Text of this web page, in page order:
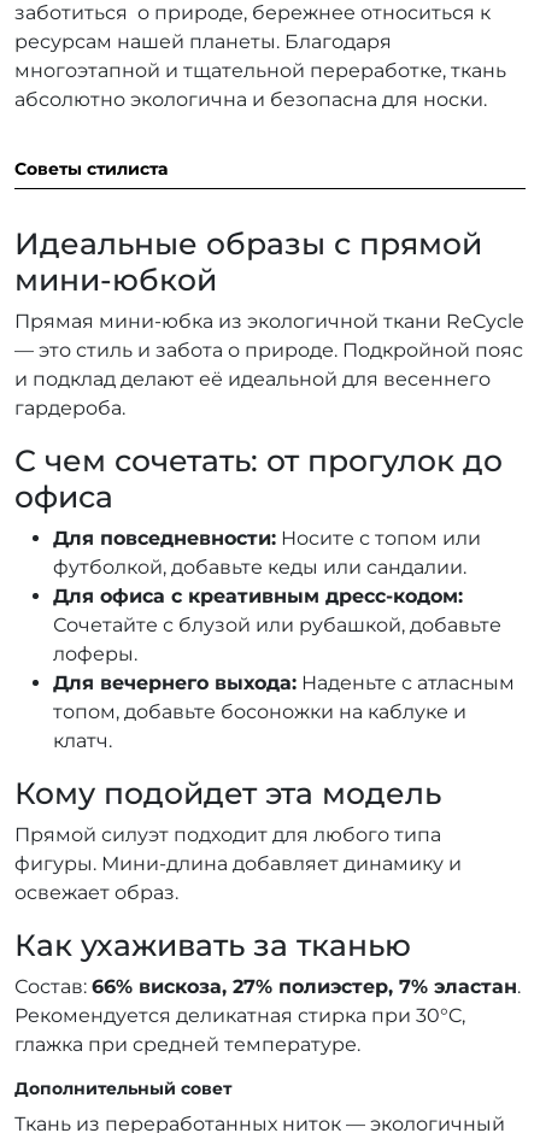
Советы стилиста
Идеальные образы с прямой
мини-юбкой
Прямая мини-юбка из экологичной ткани ReCycle
— это стиль и забота о природе. Подкройной пояс
и подклад делают её идеальной для весеннего
гардероба.
С чем сочетать: от прогулок до
офиса
Для повседневности: Носите с топом или
футболкой, добавьте кеды или сандалии.
Для офиса с креативным дресс-кодом:
Сочетайте с блузой или рубашкой, добавьте
лоферы.
Для вечернего выхода: Наденьте с атласным
топом, добавьте босоножки на каблуке и
клатч.
Кому подойдет эта модель
Прямой силуэт подходит для любого типа
фигуры. Мини-длина добавляет динамику и
освежает образ.
Как ухаживать за тканью
Состав: 66% вискоза, 27% полиэстер, 7% эластан.
Рекомендуется деликатная стирка при 30°C,
глажка при средней температуре.
Дополнительный совет
Ткань из переработанных ниток — экологичный
заботиться о природе, бережнее относиться к
ресурсам нашей планеты. Благодаря
многоэтапной и тщательной переработке, ткань
абсолютно экологична и безопасна для носки.